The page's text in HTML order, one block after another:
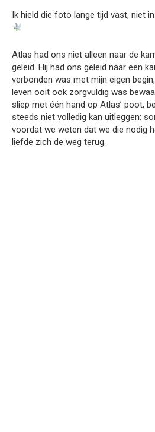
Ik hield die foto lange tijd vast, niet
Atlas had ons niet alleen naar de
geleid. Hij had ons geleid naar een
verbonden was met mijn eigen
leven ooit ook zorgvuldig was
sliep met één hand op Atlas’ poot,
steeds niet volledig kan uitleggen:
voordat we weten dat we die nodig
liefde zich de weg terug.